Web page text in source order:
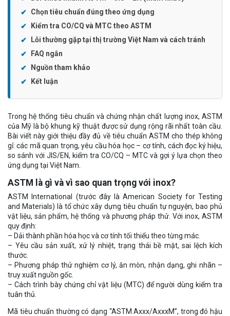
Chọn tiêu chuẩn đúng theo ứng dụng
Kiểm tra CO/CQ và MTC theo ASTM
Lỗi thường gặp tại thị trường Việt Nam và cách tránh
FAQ ngắn
Nguồn tham khảo
Kết luận
Trong hệ thống tiêu chuẩn và chứng nhận chất lượng inox, ASTM
của Mỹ là bộ khung kỹ thuật được sử dụng rộng rãi nhất toàn cầu.
Bài viết này giới thiệu đầy đủ về tiêu chuẩn ASTM cho thép không
gỉ: các mã quan trọng, yêu cầu hóa học – cơ tính, cách đọc ký hiệu,
so sánh với JIS/EN, kiểm tra CO/CQ – MTC và gợi ý lựa chọn theo
ứng dụng tại Việt Nam.
ASTM là gì và vì sao quan trọng với inox?
ASTM International (trước đây là American Society for Testing
and Materials) là tổ chức xây dựng tiêu chuẩn tự nguyện, bao phủ
vật liệu, sản phẩm, hệ thống và phương pháp thử. Với inox, ASTM
quy định:
– Dải thành phần hóa học và cơ tính tối thiểu theo từng mác.
– Yêu cầu sản xuất, xử lý nhiệt, trạng thái bề mặt, sai lệch kích
thước.
– Phương pháp thử nghiệm cơ lý, ăn mòn, nhận dạng, ghi nhãn –
truy xuất nguồn gốc.
– Cách trình bày chứng chỉ vật liệu (MTC) để người dùng kiểm tra
tuân thủ.
Mã tiêu chuẩn thường có dạng “ASTM Axxx/AxxxM”, trong đó hậu